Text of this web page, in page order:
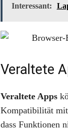
Interessant:
Veraltete
Veraltete Apps
Kompatibilität mit
dass Funktionen